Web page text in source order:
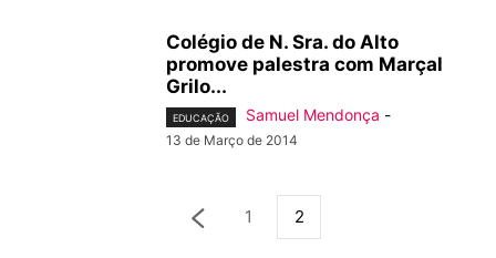
Colégio de N. Sra. do Alto
promove palestra com Marçal
Grilo...
EDUCAÇÃO Samuel Mendonça -
13 de Março de 2014
1 2